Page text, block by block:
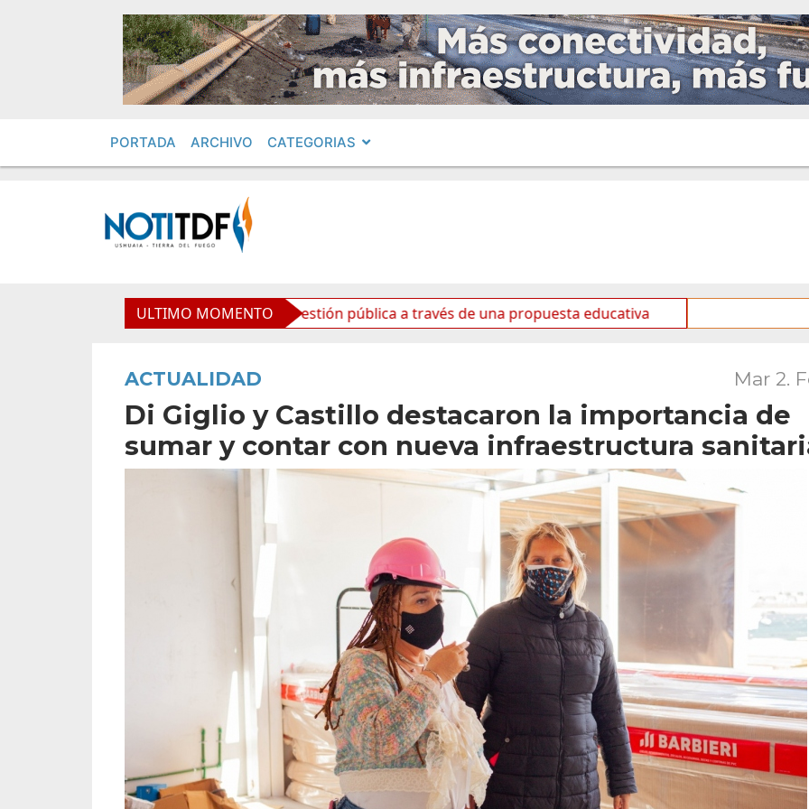
PORTADA ARCHIVO CATEGORIAS
ULTIMO MOMENTO
Ideas de los jóvenes llegan a la gestión pública a través de una propuesta educativa Mes de las Infancias: El
ACTUALIDAD Mar 2.
Di Giglio y Castillo destacaron la importancia de
sumar y contar con nueva infraestructura